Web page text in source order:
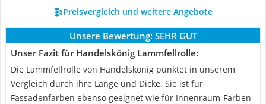
Preisvergleich und weitere Angebote
Unsere Bewertung: SEHR GUT
Unser Fazit für Handelskönig Lammfellrolle:
Die Lammfellrolle von Handelskönig punktet in unserem
Vergleich durch ihre Länge und Dicke. Sie ist für
Fassadenfarben ebenso geeignet wie für Innenraum-Farben